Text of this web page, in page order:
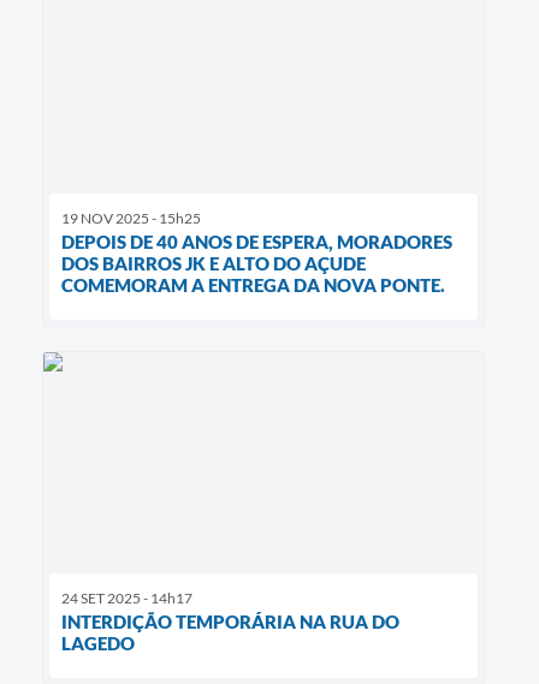
19 NOV 2025 - 15h25
DEPOIS DE 40 ANOS DE ESPERA, MORADORES
DOS BAIRROS JK E ALTO DO AÇUDE
COMEMORAM A ENTREGA DA NOVA PONTE.
24 SET 2025 - 14h17
INTERDIÇÃO TEMPORÁRIA NA RUA DO
LAGEDO